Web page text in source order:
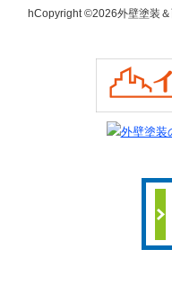
hCopyright ©2026外壁塗装